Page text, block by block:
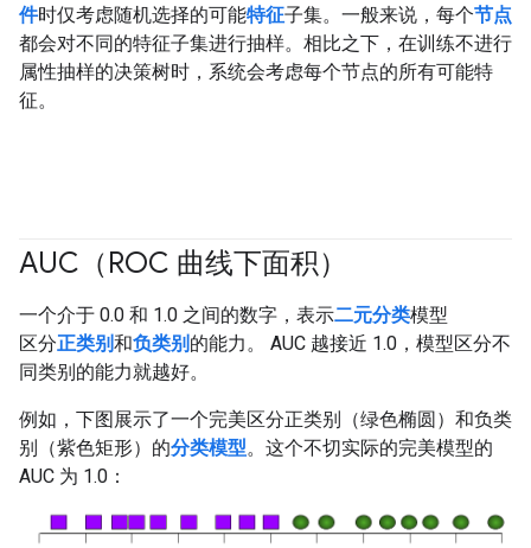
件时仅考虑随机选择的可能特征子集。一般来说，每个节点
都会对不同的特征子集进行抽样。相比之下，在训练不进行
属性抽样的决策树时，系统会考虑每个节点的所有可能特
征。
AUC（ROC 曲线下面积）
一个介于 0.0 和 1.0 之间的数字，表示二元分类模型
区分正类别和负类别 的能力。 AUC 越接近 1.0，模型区分不
同类别的能力就越好。
例如，下图展示了一个完美区分正类别（绿色椭圆）和负类
别（紫色矩形）的分类模型。这个不切实际的完美模型的
AUC 为 1.0：